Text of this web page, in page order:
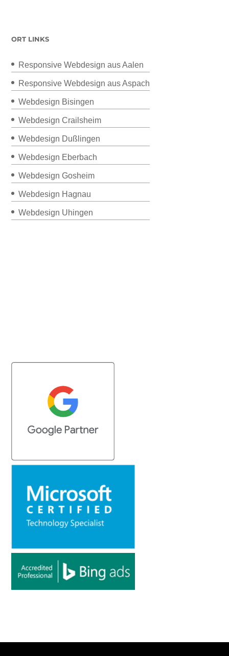
ORT LINKS
Responsive Webdesign aus Aalen
Responsive Webdesign aus Aspach
Webdesign Bisingen
Webdesign Crailsheim
Webdesign Dußlingen
Webdesign Eberbach
Webdesign Gosheim
Webdesign Hagnau
Webdesign Uhingen